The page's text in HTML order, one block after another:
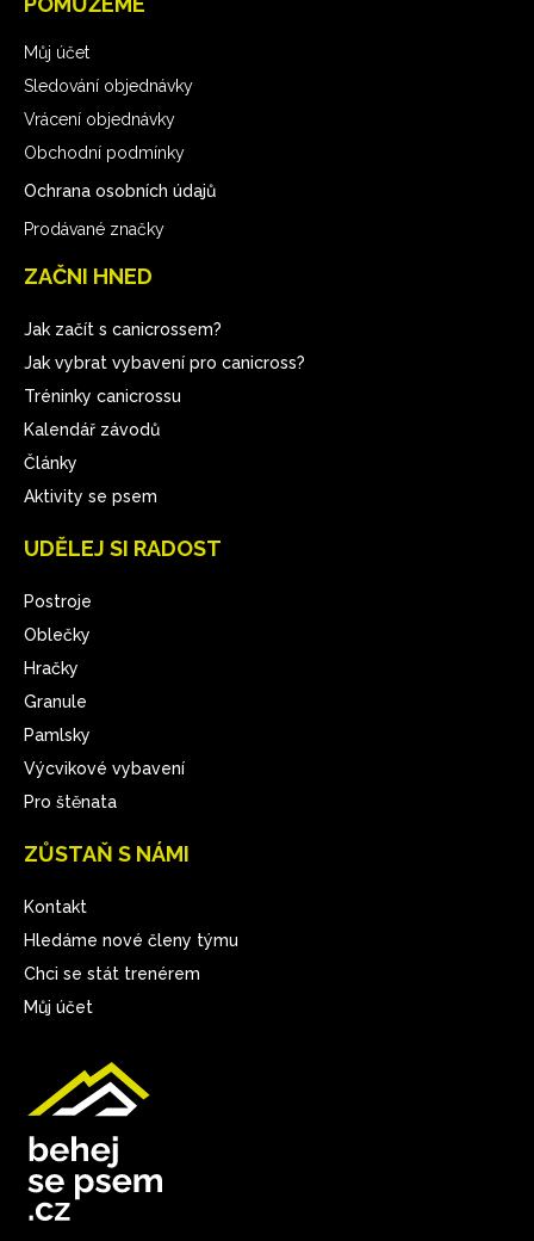
Můj účet
Sledování objednávky
Vrácení objednávky
Obchodní podmínky
Ochrana osobních údajů
Prodávané značky
ZAČNI HNED
Jak začít s canicrossem?
Jak vybrat vybavení pro canicross?
Tréninky canicrossu
Kalendář závodů
Články
Aktivity se psem
UDĚLEJ SI RADOST
Postroje
Oblečky
Hračky
Granule
Pamlsky
Výcvikové vybavení
Pro štěnata
ZŮSTAŇ S NÁMI
Kontakt
Hledáme nové členy týmu
Chci se stát trenérem
Můj účet